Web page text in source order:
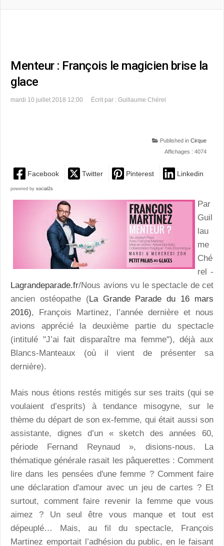
Menteur : François le magicien brise la
glace
mardi 10 juillet 2018 12:00 Écrit par : Guillaume Chérel
Published in Cirque
Affichages : 4074
Facebook Twitter Pinterest Linkedin
powered by social2s
Par
Guil
lau
me
Ché
rel -
Lagrandeparade.fr/Nous avions vu le spectacle de cet
ancien ostéopathe (La Grande Parade du 16 mars
2016), François Martinez, l’année dernière et nous
avions apprécié la deuxième partie du spectacle
(intitulé "J’ai fait disparaître ma femme"), déjà aux
Blancs-Manteaux (où il vient de présenter sa
dernière).
Mais nous étions restés mitigés sur ses traits (qui se
voulaient d’esprits) à tendance misogyne, sur le
thème du départ de son ex-femme, qui était aussi son
assistante, dignes d’un « sketch des années 60,
période Fernand Reynaud », disions-nous. La
thématique générale rasait les pâquerettes : Comment
lire dans les pensées d'une femme ? Comment faire
une déclaration d'amour avec un jeu de cartes ? Et
surtout, comment faire revenir la femme que vous
aimez ? Un seul être vous manque et tout est
dépeuplé… Mais, au fil du spectacle, François
Martinez emportait l’adhésion du public, en le faisant